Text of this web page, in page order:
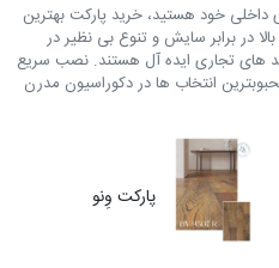
داخلی خود هستید، خرید پارکت بهترین
در برابر سایش و تنوع بی نظیر در
های تجاری ایده آل هستند. نصب سریع
انتخاب ها در دکوراسیون مدرن
پارکت وِنو